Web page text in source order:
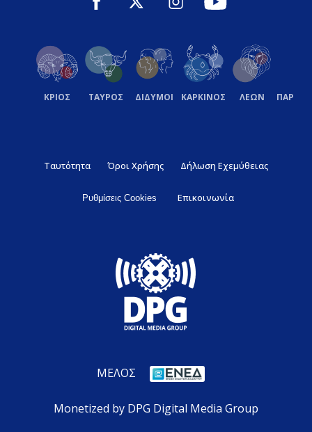
ΚΡΙΟΣ ΤΑΥΡΟΣ ΔΙΔΥΜΟΙ ΚΑΡΚΙΝΟΣ ΛΕΩΝ
Ταυτότητα Όροι Χρήσης Δήλωση Εχεμύθειας
Ρυθμίσεις Cookies Επικοινωνία
ΜΕΛΟΣ
Monetized by DPG Digital Media Group